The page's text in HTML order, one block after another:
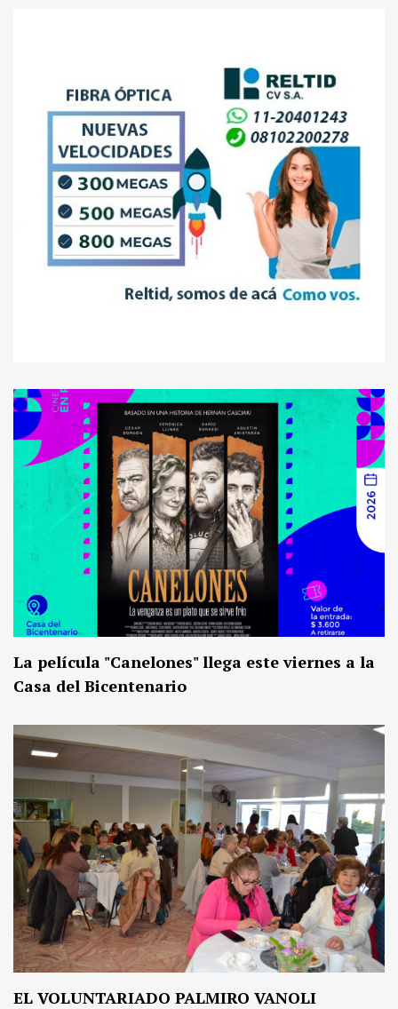
La película "Canelones" llega este viernes a la
Casa del Bicentenario
EL VOLUNTARIADO PALMIRO VANOLI